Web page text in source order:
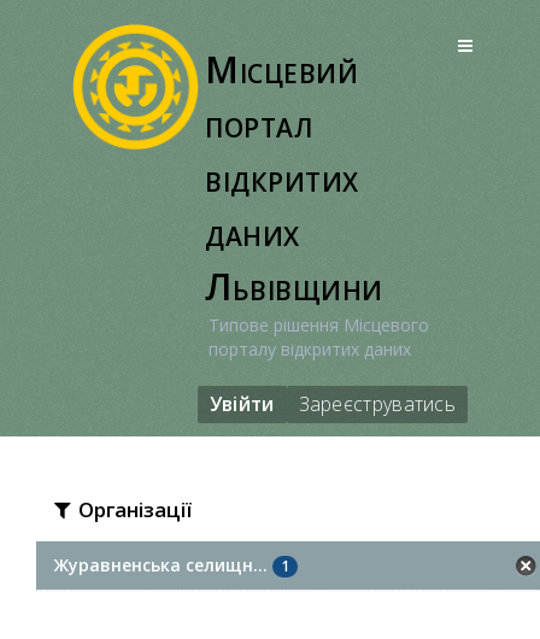
Місцевий
портал
відкритих
даних
Львівщини
Типове рішення Місцевого
порталу відкритих даних
Увійти Зареєструватись
Організації
Журавненська селищн... 1